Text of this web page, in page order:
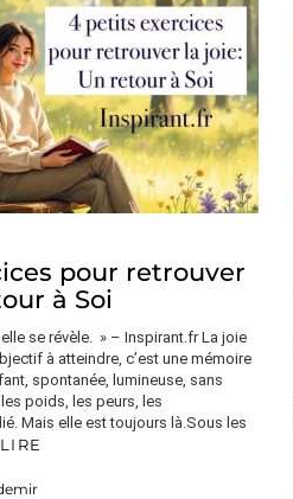
pour retrouver
à Soi
se révèle. » – Inspirant.fr La joie
à atteindre, c’est une mémoire
spontanée, lumineuse, sans
poids, les peurs, les
Mais elle est toujours là.Sous les
LIRE